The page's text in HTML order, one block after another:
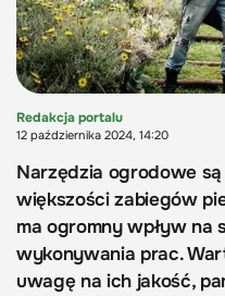
Redakcja portalu
12 października 2024, 14:20
Narzędzia ogrodowe
większości zabiegów
ma ogromny wpływ na
wykonywania prac.
uwagę na ich jakość,